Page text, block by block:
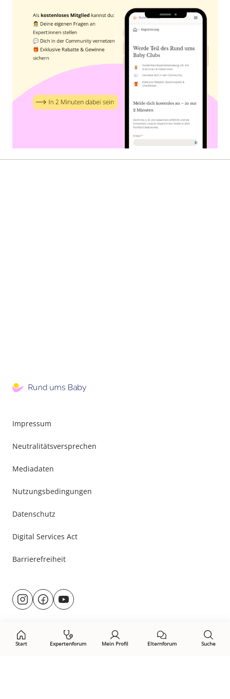
Start Expertenforum Mein Profil Elternforum Suche
Impressum
Neutralitätsversprechen
Mediadaten
Nutzungsbedingungen
Datenschutz
Digital Services Act
Barrierefreiheit
Besuche
uns@rund.ums.baby
facebook.com/rundumsbaby.de
youtube.com/@rundumsbaby_